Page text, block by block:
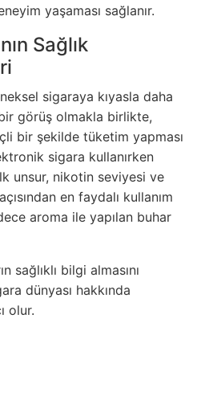
yaşaması sağlanır.
Sağlık
sigaraya kıyasla daha
görüş olmakla birlikte,
bir şekilde tüketim yapması
sigara kullanırken
unsur, nikotin seviyesi ve
en faydalı kullanım
aroma ile yapılan buhar
sağlıklı bilgi almasını
dünyası hakkında
olur.